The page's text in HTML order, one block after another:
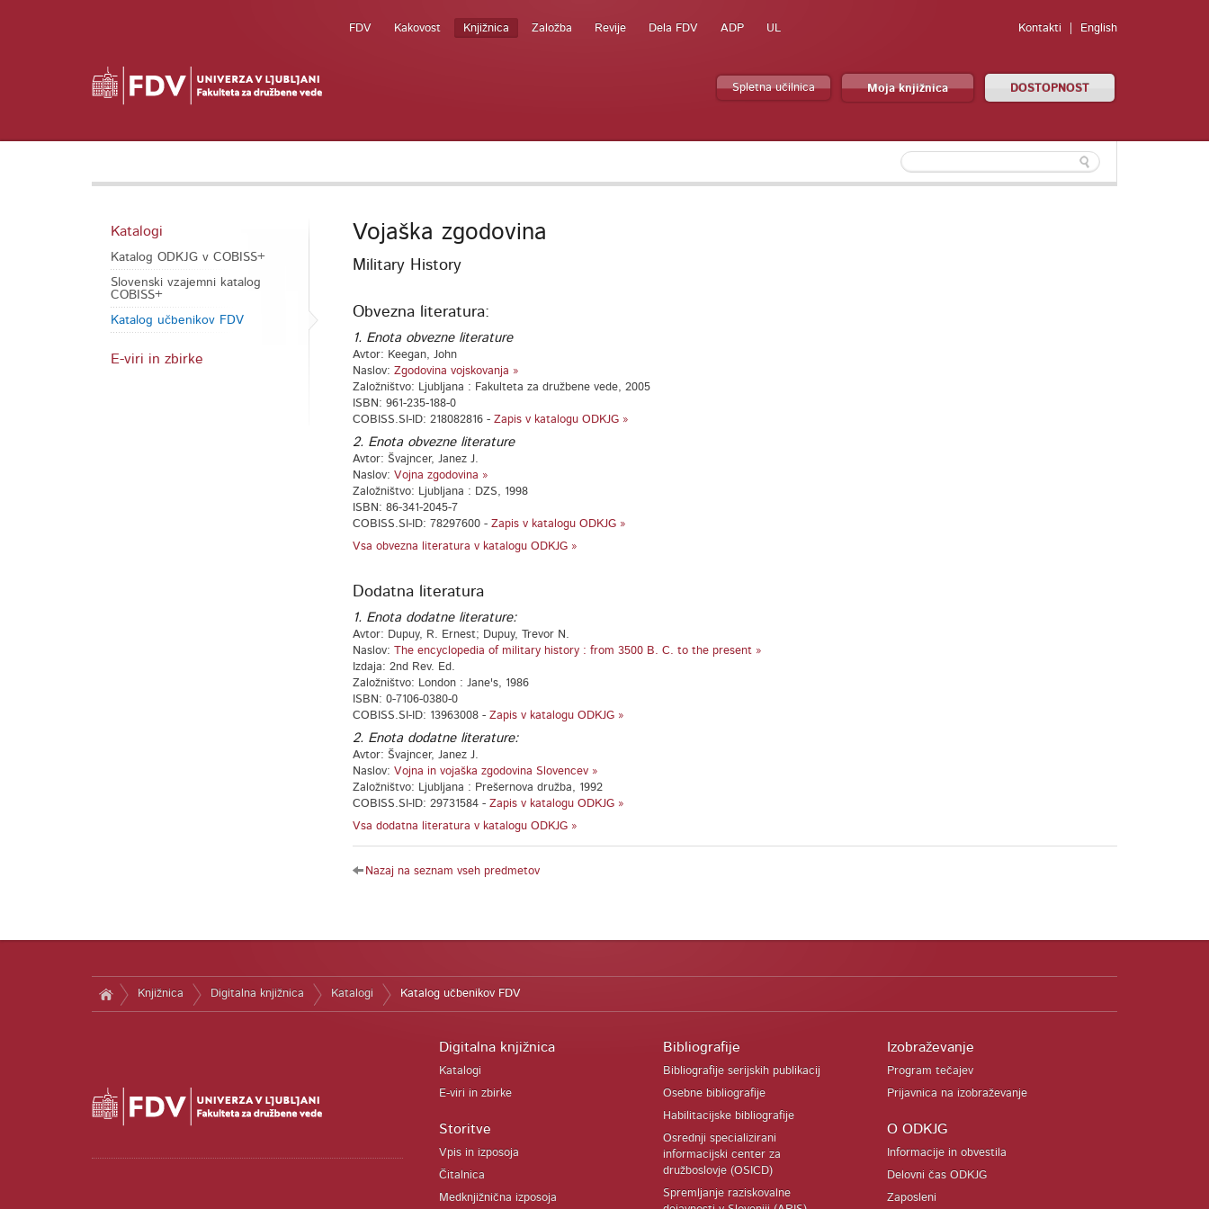
FDV Kakovost Knjižnica Založba Revije Dela FDV ADP UL Kontakti English
Spletna učilnica Moja knjižnica DOSTOPNOST
Katalogi
Katalog ODKJG v COBISS+
Slovenski vzajemni katalog
COBISS+
Katalog učbenikov FDV
E-viri in zbirke
Vojaška zgodovina
Military History
Obvezna literatura:
1. Enota obvezne literature
Avtor: Keegan, John
Naslov: Zgodovina vojskovanja »
Založništvo: Ljubljana : Fakulteta za družbene vede, 2005
ISBN: 961-235-188-0
COBISS.SI-ID: 218082816 - Zapis v katalogu ODKJG »
2. Enota obvezne literature
Avtor: Švajncer, Janez J.
Naslov: Vojna zgodovina »
Založništvo: Ljubljana : DZS, 1998
ISBN: 86-341-2045-7
COBISS.SI-ID: 78297600 - Zapis v katalogu ODKJG »
Vsa obvezna literatura v katalogu ODKJG »
Dodatna literatura
1. Enota dodatne literature:
Avtor: Dupuy, R. Ernest; Dupuy, Trevor N.
Naslov: The encyclopedia of military history : from 3500 B. C. to the present »
Izdaja: 2nd Rev. Ed.
Založništvo: London : Jane's, 1986
ISBN: 0-7106-0380-0
COBISS.SI-ID: 13963008 - Zapis v katalogu ODKJG »
2. Enota dodatne literature:
Avtor: Švajncer, Janez J.
Naslov: Vojna in vojaška zgodovina Slovencev »
Založništvo: Ljubljana : Prešernova družba, 1992
COBISS.SI-ID: 29731584 - Zapis v katalogu ODKJG »
Vsa dodatna literatura v katalogu ODKJG »
Nazaj na seznam vseh predmetov
Knjižnica Digitalna knjižnica Katalogi Katalog učbenikov FDV
Digitalna knjižnica
Katalogi
E-viri in zbirke
Storitve
Vpis in izposoja
Čitalnica
Medknjižnična izposoja
Bibliografije
Bibliografije serijskih publikacij
Osebne bibliografije
Habilitacijske bibliografije
Osrednji specializirani
informacijski center za
družboslovje (OSICD)
Spremljanje raziskovalne
Izobraževanje
Program tečajev
Prijavnica na izobraževanje
O ODKJG
Informacije in obvestila
Delovni čas ODKJG
Zaposleni